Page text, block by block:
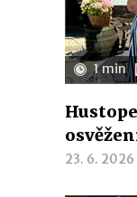
1 min
23. 6. 2026